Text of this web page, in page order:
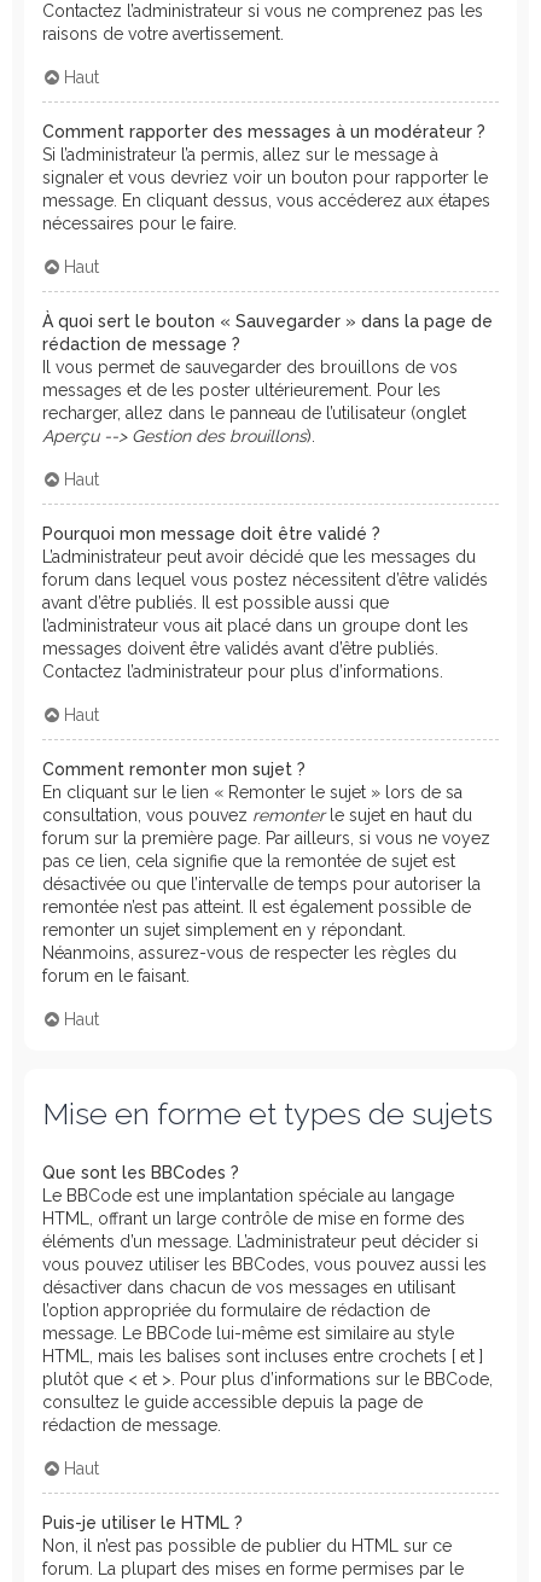
Contactez l’administrateur si vous ne comprenez pas les
raisons de votre avertissement.
Haut
Comment rapporter des messages à un modérateur ?
Si l’administrateur l’a permis, allez sur le message à
signaler et vous devriez voir un bouton pour rapporter le
message. En cliquant dessus, vous accéderez aux étapes
nécessaires pour le faire.
Haut
À quoi sert le bouton « Sauvegarder » dans la page de
rédaction de message ?
Il vous permet de sauvegarder des brouillons de vos
messages et de les poster ultérieurement. Pour les
recharger, allez dans le panneau de l’utilisateur (onglet
Aperçu --> Gestion des brouillons).
Haut
Pourquoi mon message doit être validé ?
L’administrateur peut avoir décidé que les messages du
forum dans lequel vous postez nécessitent d’être validés
avant d’être publiés. Il est possible aussi que
l’administrateur vous ait placé dans un groupe dont les
messages doivent être validés avant d’être publiés.
Contactez l’administrateur pour plus d’informations.
Haut
Comment remonter mon sujet ?
En cliquant sur le lien « Remonter le sujet » lors de sa
consultation, vous pouvez remonterle sujet en haut du
forum sur la première page. Par ailleurs, si vous ne voyez
pas ce lien, cela signifie que la remontée de sujet est
désactivée ou que l’intervalle de temps pour autoriser la
remontée n’est pas atteint. Il est également possible de
remonter un sujet simplement en y répondant.
Néanmoins, assurez-vous de respecter les règles du
forum en le faisant.
Haut
Mise en forme et types de sujets
Que sont les BBCodes ?
Le BBCode est une implantation spéciale au langage
HTML, offrant un large contrôle de mise en forme des
éléments d’un message. L’administrateur peut décider si
vous pouvez utiliser les BBCodes, vous pouvez aussi les
désactiver dans chacun de vos messages en utilisant
l’option appropriée du formulaire de rédaction de
message. Le BBCode lui-même est similaire au style
HTML, mais les balises sont incluses entre crochets [ et ]
plutôt que < et >. Pour plus d’informations sur le BBCode,
consultez le guide accessible depuis la page de
rédaction de message.
Haut
Puis-je utiliser le HTML ?
Non, il n’est pas possible de publier du HTML sur ce
forum. La plupart des mises en forme permises par le